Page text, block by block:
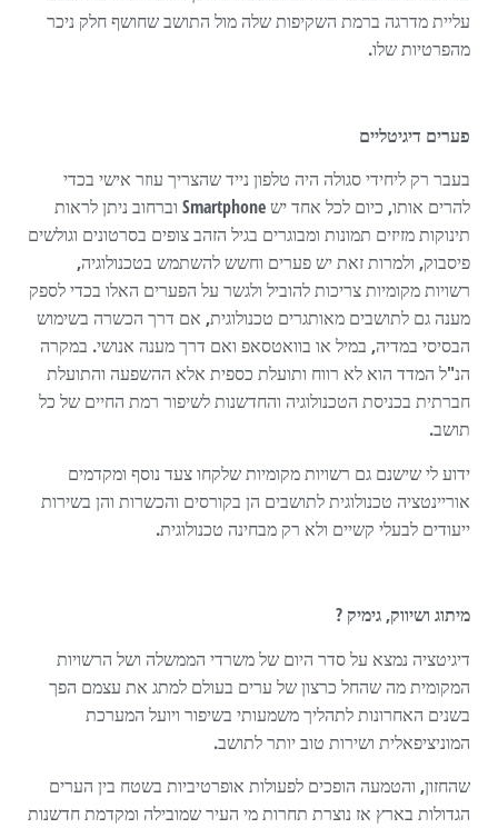
עליית מדרגה ברמת השקיפות שלה מול התושב שחושף חלק ניכר
מהפרטיות שלו.
פערים דיגיטליים
בעבר רק ליחידי סגולה היה טלפון נייד שהצריך עוזר אישי בכדי
להרים אותו, כיום לכל אחד ישSmartphone וברחוב ניתן לראות
תינוקות מזיזים תמונות ומבוגרים בגיל הזהב צופים בסרטונים וגולשים
פיסבוק, ולמרות זאת יש פערים וחשש להשתמש בטכנולוגיה,
רשויות מקומיות צריכות להוביל ולגשר על הפערים האלו בכדי לספק
מענה גם לתושבים מאותגרים טכנולוגית, אם דרך הכשרה בשימוש
הבסיסי במדיה, במיל או בוואטסאפ ואם דרך מענה אנושי. במקרה
הנ"ל המדד הוא לא רווח ותועלת כספית אלא ההשפעה והתועלת
חברתית בכניסת הטכנולוגיה והחדשנות לשיפור רמת החיים של כל
תושב.
ידוע לי שישנם גם רשויות מקומיות שלקחו צעד נוסף ומקדמים
אוריינטציה טכנולוגית לתושבים הן בקורסים והכשרות והן בשירות
ייעודים לבעלי קשיים ולא רק מבחינה טכנולוגית.
מיתוג ושיווק, גימיק ?
דיגיטציה נמצא על סדר היום של משרדי הממשלה ושל הרשויות
המקומית מה שהחל כרצון של ערים בעולם למתג את עצמם הפך
בשנים האחרונות לתהליך משמעותי בשיפור ויועל המערכת
המוניציפאלית ושירות טוב יותר לתושב.
שהחזון, והטמעה הופכים לפעולות אופרטיביות בשטח בין הערים
הגדולות בארץ אז נוצרת תחרות מי העיר שמובילה ומקדמת חדשנות